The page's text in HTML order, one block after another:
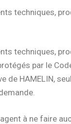
techniques,
techniques,
par le
de HAMELIN,
à ne faire